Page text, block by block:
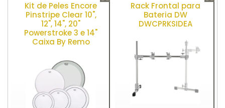
Comprar Comprar
Kit de Peles Encore
Pinstripe Clear 10",
12", 14", 20"
Powerstroke 3 e 14"
Caixa By Remo
Rack Frontal para
Bateria DW
DWCPRKSIDEA